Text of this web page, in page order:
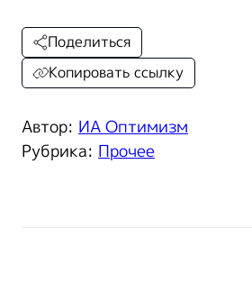
Автор: ИА Оптимизм
Рубрика: Прочее
Поделиться
Копировать ссылку